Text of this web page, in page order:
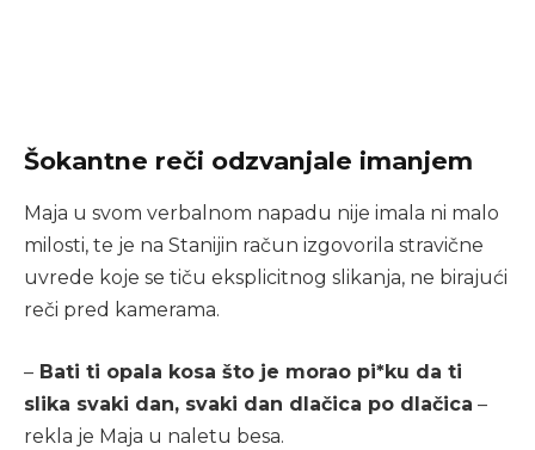
Šokantne reči odzvanjale imanjem
Maja u svom verbalnom napadu nije imala ni malo
milosti, te je na Stanijin račun izgovorila stravične
uvrede koje se tiču eksplicitnog slikanja, ne birajući
reči pred kamerama.
– Bati ti opala kosa što je morao pi*ku da ti
slika svaki dan, svaki dan dlačica po dlačica –
rekla je Maja u naletu besa.